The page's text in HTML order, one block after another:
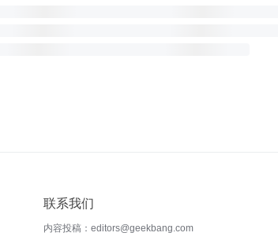
联系我们
内容投稿：editors@geekbang.com